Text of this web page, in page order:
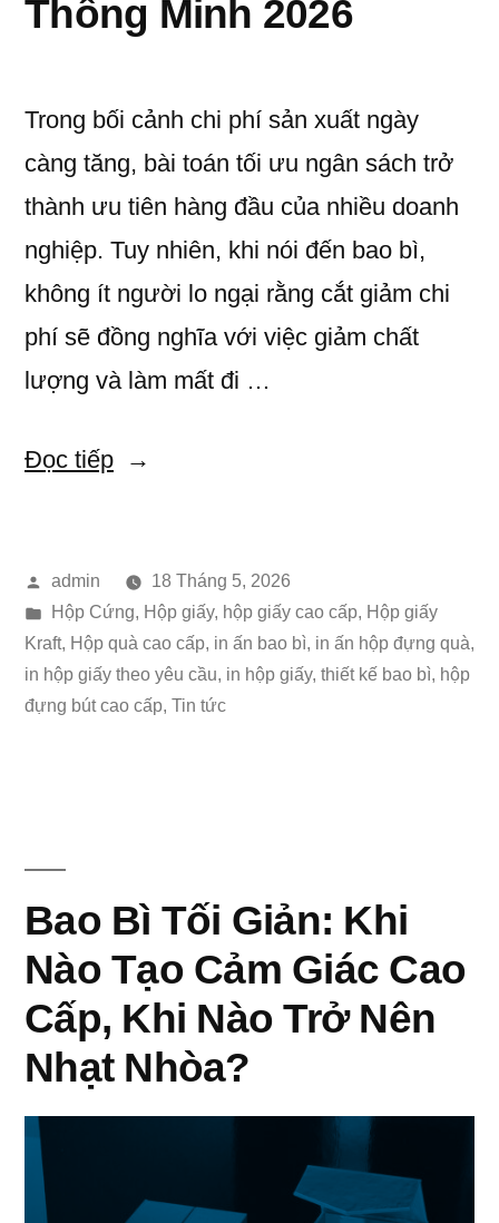
In
Hộp
Thông Minh 2026
Trong bối cảnh chi phí sản xuất ngày
càng tăng, bài toán tối ưu ngân sách trở
thành ưu tiên hàng đầu của nhiều doanh
nghiệp. Tuy nhiên, khi nói đến bao bì,
không ít người lo ngại rằng cắt giảm chi
phí sẽ đồng nghĩa với việc giảm chất
lượng và làm mất đi …
Đọc tiếp“Giảm
In
Bao
Bì
Thông
Đăng
bởi
admin
18 Tháng 5, 2026
Đăng
trong
Hộp Cứng, Hộp giấy, hộp giấy cao cấp, Hộp giấy
Kraft, Hộp quà cao cấp, in ấn bao bì, in ấn hộp đựng quà,
in hộp giấy theo yêu cầu, in hộp giấy, thiết kế bao bì, hộp
đựng bút cao cấp, Tin tức
Bao Bì Tối Giản: Khi
Nào Tạo Cảm Giác Cao
Cấp, Khi Nào Trở Nên
Nhạt Nhòa?